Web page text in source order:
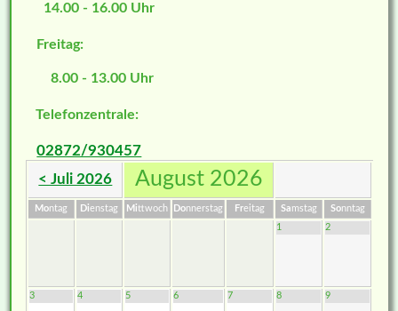
14.00 - 16.00 Uhr
Freitag:
8.00 - 13.00 Uhr
Telefonzentrale:
02872/930457
< Juli 2026 August 2026
Montag Dienstag Mittwoch Donnerstag Freitag Samstag Sonntag
1
2
3 4 5 6 7 8 9